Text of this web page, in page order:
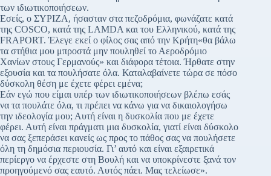
των ιδιωτικοποιήσεων.
Εσείς, ο ΣΥΡΙΖΑ, ήσασταν στα πεζοδρόμια, φωνάζατε κατά
της COSCO, κατά της LAMDA και του Ελληνικού, κατά της
FRAPORT. Έλεγε εκεί ο φίλος σας από την Κρήτη«θα βάλω
τα στήθια μου μπροστά μην πουληθεί το Αεροδρόμιο
Χανίων στους Γερμανούς» και διάφορα τέτοια. Ήρθατε στην
εξουσία και τα πουλήσατε όλα. Καταλαβαίνετε τώρα σε πόσο
δύσκολη θέση με έχετε φέρει εμένα;
Εάν εγώ που είμαι υπέρ των ιδιωτικοποιήσεων βλέπω εσάς
να τα πουλάτε όλα, τι πρέπει να κάνω για να δικαιολογήσω
την ιδεολογία μου; Αυτή είναι η δυσκολία που με έχετε
φέρει. Αυτή είναι πράγματι μια δυσκολία, γιατί είναι δύσκολο
να σας ξεπεράσει κανείς ως προς το πάθος σας να πουλήσετε
όλη τη δημόσια περιουσία. Γι’ αυτό και είναι εξαιρετικά
περίεργο να έρχεστε στη Βουλή και να υποκρίνεστε ξανά τον
προηγούμενό σας εαυτό. Αυτός πάει. Μας τελείωσε».